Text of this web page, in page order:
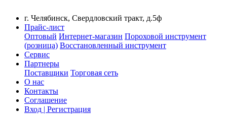
г. Челябинск, Свердловский тракт, д.5ф
Прайс-лист
Оптовый Интернет-магазин Пороховой инструмент
(розница) Восстановленный инструмент
Сервис
Партнеры
Поставщики Торговая сеть
О нас
Контакты
Соглашение
Вход | Регистрация